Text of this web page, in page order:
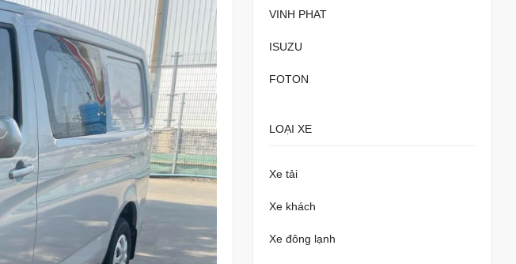
VINH PHAT
ISUZU
FOTON
LOẠI XE
Xe tải
Xe khách
Xe đông lạnh